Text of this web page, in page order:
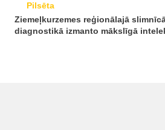
Pilsēta
Ziemeļkurzemes reģionālajā
diagnostikā izmanto mākslīgā